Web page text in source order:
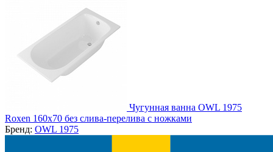
Чугунная ванна OWL 1975
Roxen 160x70 без слива-перелива с ножками
Бренд: OWL 1975